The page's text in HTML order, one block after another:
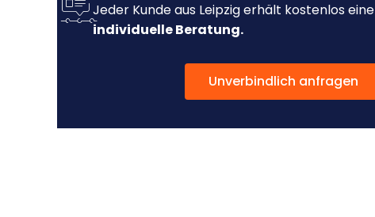
Jeder Kunde aus Leipzig erhält kostenlos eine
individuelle Beratung.
Unverbindlich anfragen